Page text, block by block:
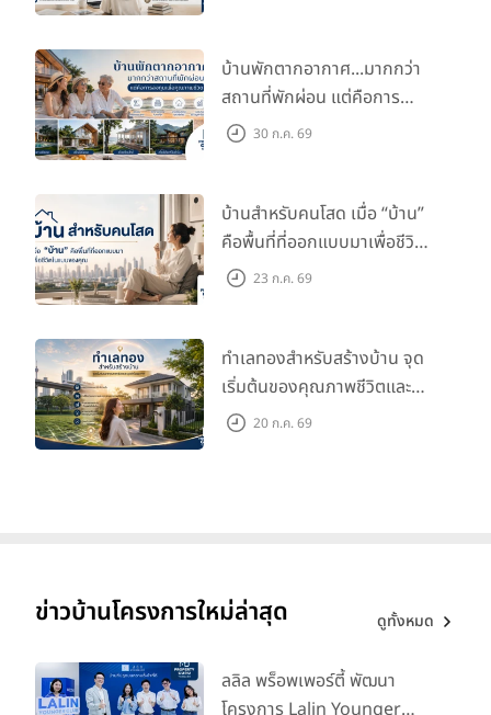
บ้านพักตากอากาศ...มากกว่า
สถานที่พักผ่อน แต่คือการ
ลงทุนเพื่อคุณภาพชีวิต
30 ก.ค. 69
บ้านสำหรับคนโสด เมื่อ “บ้าน”
คือพื้นที่ที่ออกแบบมาเพื่อชีวิต
ในแบบของคุณ
23 ก.ค. 69
ทำเลทองสำหรับสร้างบ้าน จุด
เริ่มต้นของคุณภาพชีวิตและ
มูลค่าในอนาคต
20 ก.ค. 69
ข่าวบ้านโครงการใหม่ล่าสุด ดูทั้งหมด
ลลิล พร็อพเพอร์ตี้ พัฒนา
โครงการ Lalin Younger